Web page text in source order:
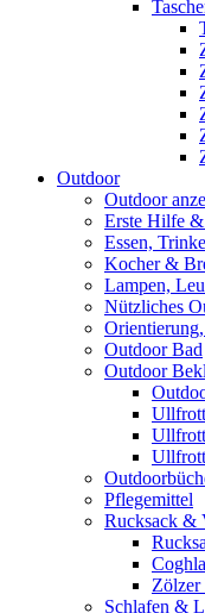
Outdoor
Outdoor
Erste Hilfe &
Essen,
Kocher &
Lampen,
Nützliches
Outdoor Bad
Outdoor
Pflegemittel
Rucksack &
Schlafen &